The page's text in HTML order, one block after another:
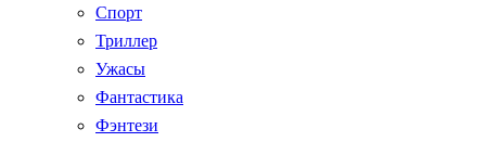
Спорт
Триллер
Ужасы
Фантастика
Фэнтези